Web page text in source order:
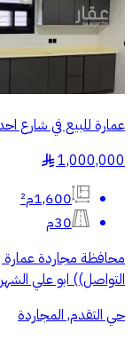
عمارة للبيع في شارع
1,000,000
§
1,600م²
30م
التواصل)) ابو علي
حي التقدم, المجاردة